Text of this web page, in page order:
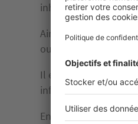
inhabitable. On dit
Ainsi, vous pouvez
ou un affaissement
Il en va de même
infiltrations dans les
Enfin, lagarantie